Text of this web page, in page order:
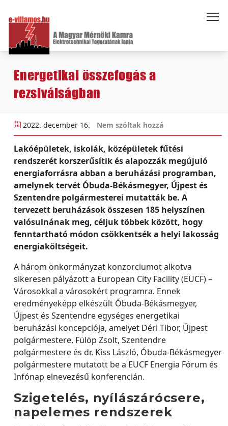
Energetikai összefogás a
rezsiválságban
2022. december 16. Nem szóltak hozzá
Lakóépületek, iskolák, középületek fűtési
rendszerét korszerűsítik és alapozzák megújuló
energiaforrásra abban a beruházási programban,
amelynek tervét Óbuda-Békásmegyer, Újpest és
Szentendre polgármesterei mutatták be. A
tervezett beruházások összesen 185 helyszínen
valósulnának meg, céljuk többek között, hogy
fenntartható módon csökkentsék a helyi lakosság
energiaköltségeit.
A három önkormányzat konzorciumot alkotva
sikeresen pályázott a European City Facility (EUCF) –
Városokkal a városokért programra. Ennek
eredményeképp elkészült Óbuda-Békásmegyer,
Újpest és Szentendre egységes energetikai
beruházási koncepciója, amelyet Déri Tibor, Újpest
polgármestere, Fülöp Zsolt, Szentendre
polgármestere és dr. Kiss László, Óbuda-Békásmegyer
polgármestere mutatott be a EUCF Energia Fórum és
Infónap elnevezésű konferencián.
Szigetelés, nyílászárócsere,
napelemes rendszerek